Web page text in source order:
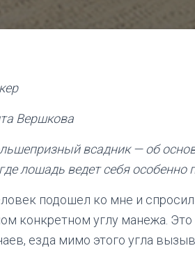
Вершкова
всадник — об
лошадь ведет себя особенно
подошел ко мне и
конкретном углу манежа.
езда мимо этого угла